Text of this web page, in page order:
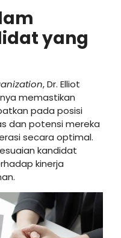
yang
, Dr. Elliot
memastikan
pada posisi
dan potensi mereka
secara optimal.
kandidat
kinerja